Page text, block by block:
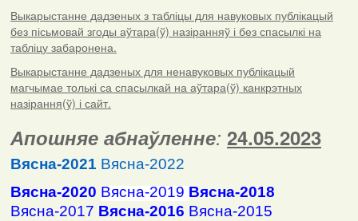
Выкарыстанне дадзеных з табліцы для навуковых публікацый
без пісьмовай згоды аўтара(ў) назіранняў і без спасылкі на
табліцу забаронена.
Выкарыстанне дадзеных для ненавуковых публікацый
магчымае толькі са спасылкай на аўтара(ў) канкрэтных
назірання(ў) і сайт.
Апошняе абнаўленне: 24.05.2023
Вясна-2021 Вясна-2022
Вясна-2020 Вясна-2019 Вясна-2018
Вясна-2017 Вясна-2016 Вясна-2015